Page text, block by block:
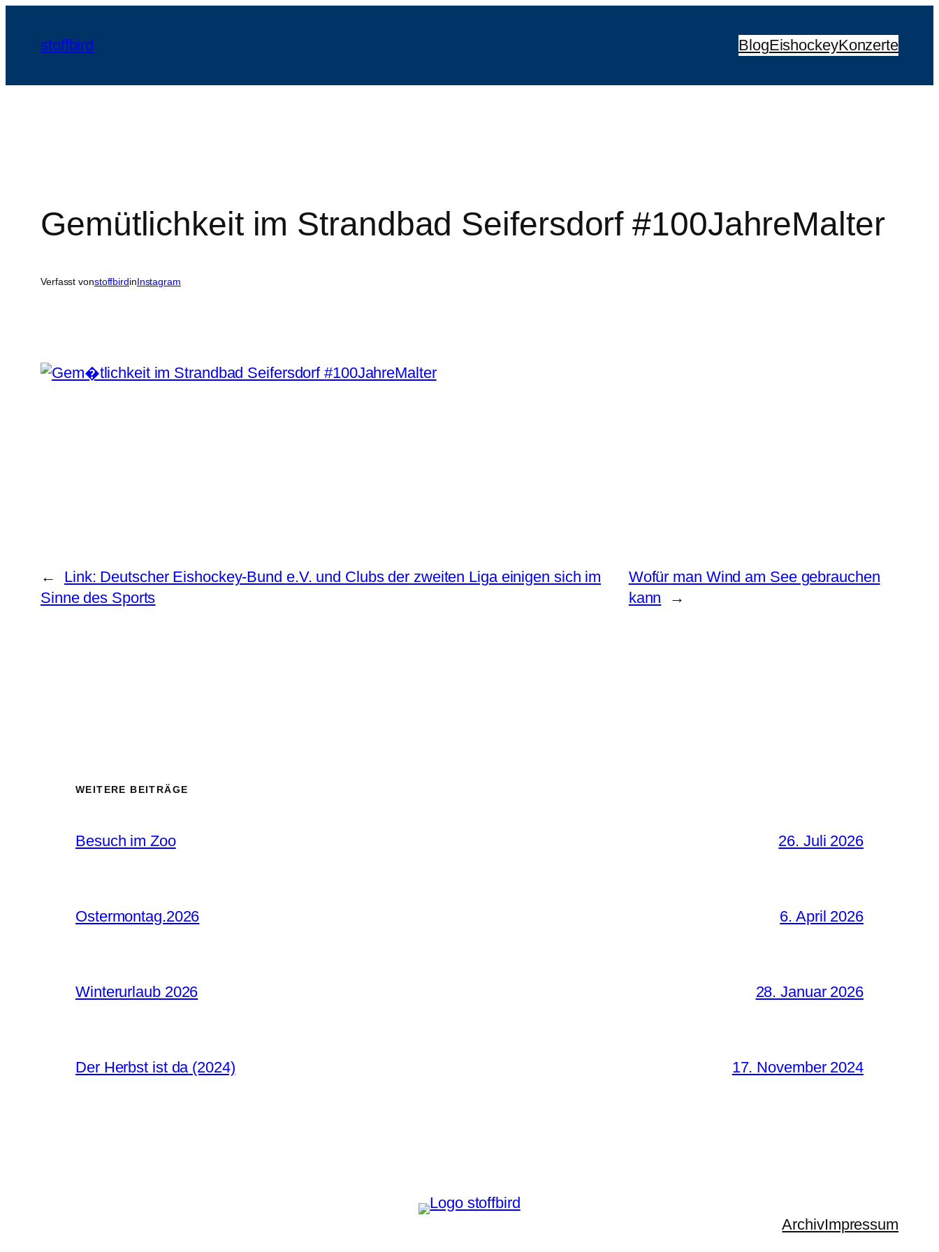
springen
stoffbird BlogEishockeyKonzerte
Gemütlichkeit im Strandbad Seifersdorf #100JahreMalter
Verfasst vonstoffbirdinInstagram
←
Link: Deutscher Eishockey-Bund e.V. und Clubs der zweiten Liga einigen sich im
Sinne des Sports
Wofür man Wind am See gebrauchen
kann
→
WEITERE BEITRÄGE
Besuch im Zoo 26. Juli 2026
Ostermontag.2026 6. April 2026
Winterurlaub 2026 28. Januar 2026
Der Herbst ist da (2024) 17. November 2024
ArchivImpressum